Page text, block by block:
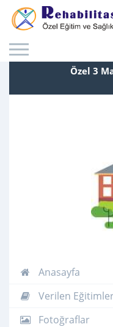
Özel 3
Anasayfa
Verilen
Fotoğraflar